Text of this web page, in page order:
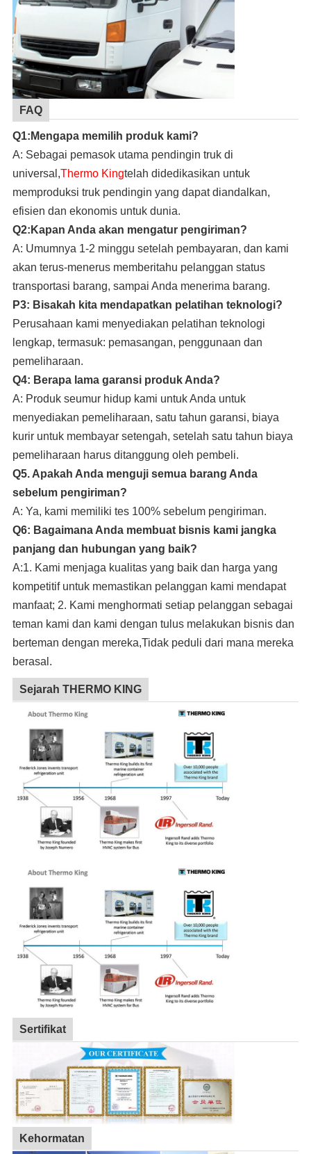
FAQ
Q1:Mengapa memilih produk kami?
A: Sebagai pemasok utama pendingin truk di
universal,Thermo Kingtelah didedikasikan untuk
memproduksi truk pendingin yang dapat diandalkan,
efisien dan ekonomis untuk dunia.
Q2:Kapan Anda akan mengatur pengiriman?
A: Umumnya 1-2 minggu setelah pembayaran, dan kami
akan terus-menerus memberitahu pelanggan status
transportasi barang, sampai Anda menerima barang.
P3: Bisakah kita mendapatkan pelatihan teknologi?
Perusahaan kami menyediakan pelatihan teknologi
lengkap, termasuk: pemasangan, penggunaan dan
pemeliharaan.
Q4: Berapa lama garansi produk Anda?
A: Produk seumur hidup kami untuk Anda untuk
menyediakan pemeliharaan, satu tahun garansi, biaya
kurir untuk membayar setengah, setelah satu tahun biaya
pemeliharaan harus ditanggung oleh pembeli.
Q5. Apakah Anda menguji semua barang Anda
sebelum pengiriman?
A: Ya, kami memiliki tes 100% sebelum pengiriman.
Q6: Bagaimana Anda membuat bisnis kami jangka
panjang dan hubungan yang baik?
A:1. Kami menjaga kualitas yang baik dan harga yang
kompetitif untuk memastikan pelanggan kami mendapat
manfaat; 2. Kami menghormati setiap pelanggan sebagai
teman kami dan kami dengan tulus melakukan bisnis dan
berteman dengan mereka,Tidak peduli dari mana mereka
berasal.
Sejarah THERMO KING
Sertifikat
Kehormatan